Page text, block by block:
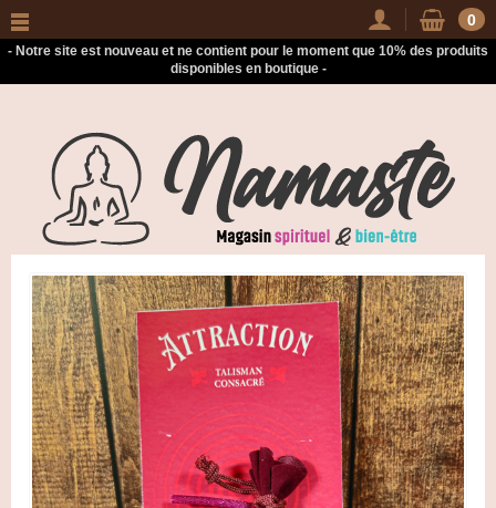
- Notre site est nouveau et ne contient pour le moment que 10% des produits
disponibles en boutique -
0